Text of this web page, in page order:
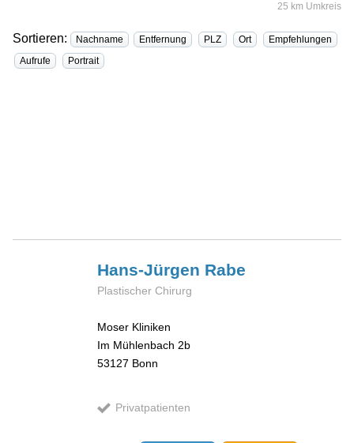
25 km Umkreis
Sortieren: Nachname Entfernung PLZ Ort
Empfehlungen
Aufrufe
Portrait
Hans-Jürgen Rabe
Plastischer Chirurg
Moser Kliniken
Im Mühlenbach 2b
53127 Bonn
Privatpatienten